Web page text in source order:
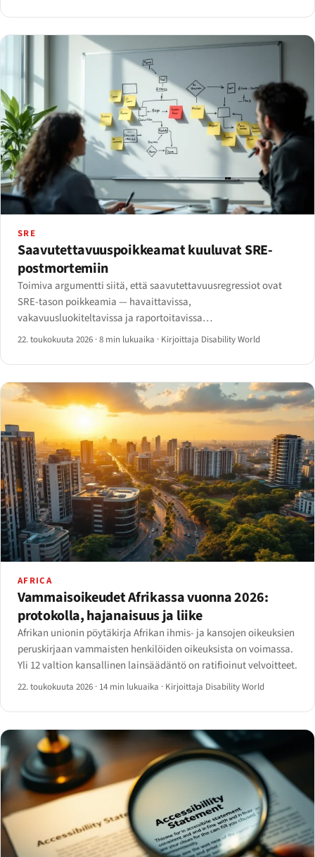
SRE
Saavutettavuuspoikkeamat kuuluvat SRE-
postmortemiin
Toimiva argumentti siitä, että saavutettavuusregressiot ovat
SRE-tason poikkeamia — havaittavissa,
vakavuusluokiteltavissa ja raportoitavissa
PagerDuty/Opsgenie/Statuspageen.
22. toukokuuta 2026 ·8 min lukuaika · Kirjoittaja Disability World
AFRICA
Vammaisoikeudet Afrikassa vuonna 2026:
protokolla, hajanaisuus ja liike
Afrikan unionin pöytäkirja Afrikan ihmis- ja kansojen oikeuksien
peruskirjaan vammaisten henkilöiden oikeuksista on voimassa.
Yli 12 valtion kansallinen lainsäädäntö on ratifioinut velvoitteet.
22. toukokuuta 2026 · 14 min lukuaika · Kirjoittaja Disability World